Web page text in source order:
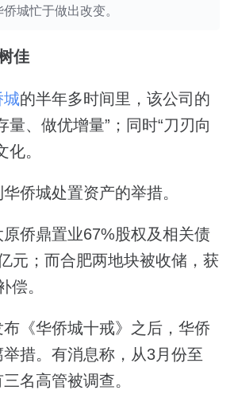
城忙于做出改变。
佳
城的半年多时间里，该公司的
量、做优增量”；同时“刀刃向
。
侨城处置资产的举措。
原侨鼎置业67%股权及相关债
元；而合肥两地块被收储，获
偿。
《华侨城十戒》之后，华侨
措。有消息称，从3月份至
名高管被调查。